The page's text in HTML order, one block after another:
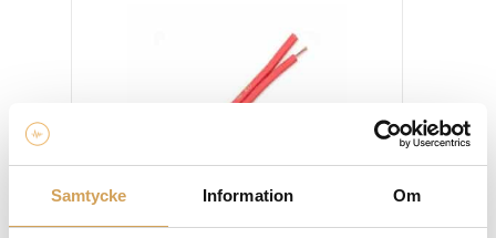
Samtycke Information Om
har
flera
alternativen